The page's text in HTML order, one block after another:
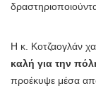
Η κ. Κοτζαογλάν
καλή για την
προέκυψε μέσα